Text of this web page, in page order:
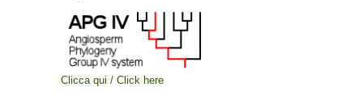
Clicca qui / Click here